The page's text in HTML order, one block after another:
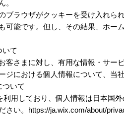
。
ブラウザがクッキーを受け入れら
可能です。但し、その結果、ホー
いて
客さまに対し、有用な情報・サ
ジにおける個人情報について、当
いて
利用しており、個人情報は日本国
さい。https://ja.wix.com/about/